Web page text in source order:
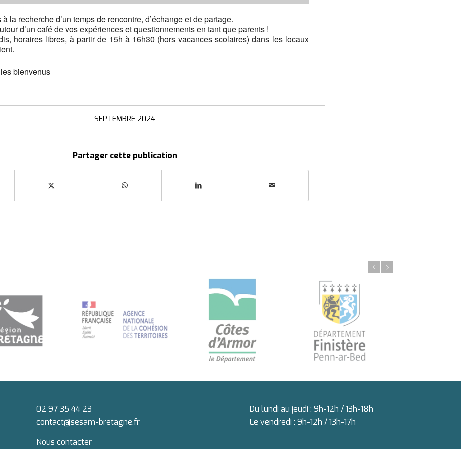
la recherche d’un temps de rencontre, d’échange et de partage.
d’un café de vos expériences et questionnements en tant que parents !
horaires libres, à partir de 15h à 16h30 (hors vacances scolaires) dans les locaux
bienvenus
SEPTEMBRE 2024
Partager cette publication
02 97 35 44 23
contact@sesam-bretagne.fr
Nous contacter
Du lundi au jeudi : 9h-12h / 13h-18h
Le vendredi : 9h-12h / 13h-17h